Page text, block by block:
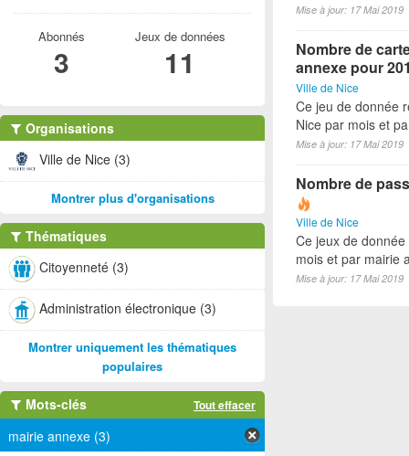
Mise à jour: 17 Mai 2019
Nombre de
annexe pour
Ville de Nice
Ce jeu de donnée
Nice par mois et
Mise à jour: 17 Mai 2019
Nombre de
Ville de Nice
Ce jeux de
mois et par mairie
Mise à jour: 17 Mai 2019
Abonnés
3
Jeux de données
11
Organisations
Ville de Nice (3)
Montrer plus d'organisations
Thématiques
Citoyenneté (3)
Administration électronique (3)
Montrer uniquement les thématiques
populaires
Mots-clés Tout effacer
mairie annexe (3)